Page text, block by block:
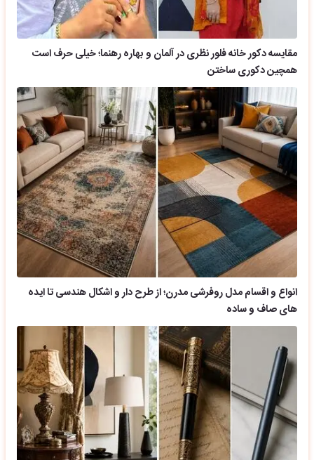
مقایسه دکور خانه فلور نظری در آلمان و بهاره رهنما؛ خیلی حرف است
همچین دکوری ساختن
انواع و اقسام مدل روفرشی مدرن؛ از طرح دار و اشکال هندسی تا ایده
های صاف و ساده